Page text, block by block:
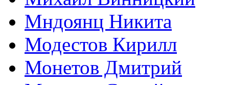
Мндоянц Никита
Модестов Кирилл
Монетов Дмитрий